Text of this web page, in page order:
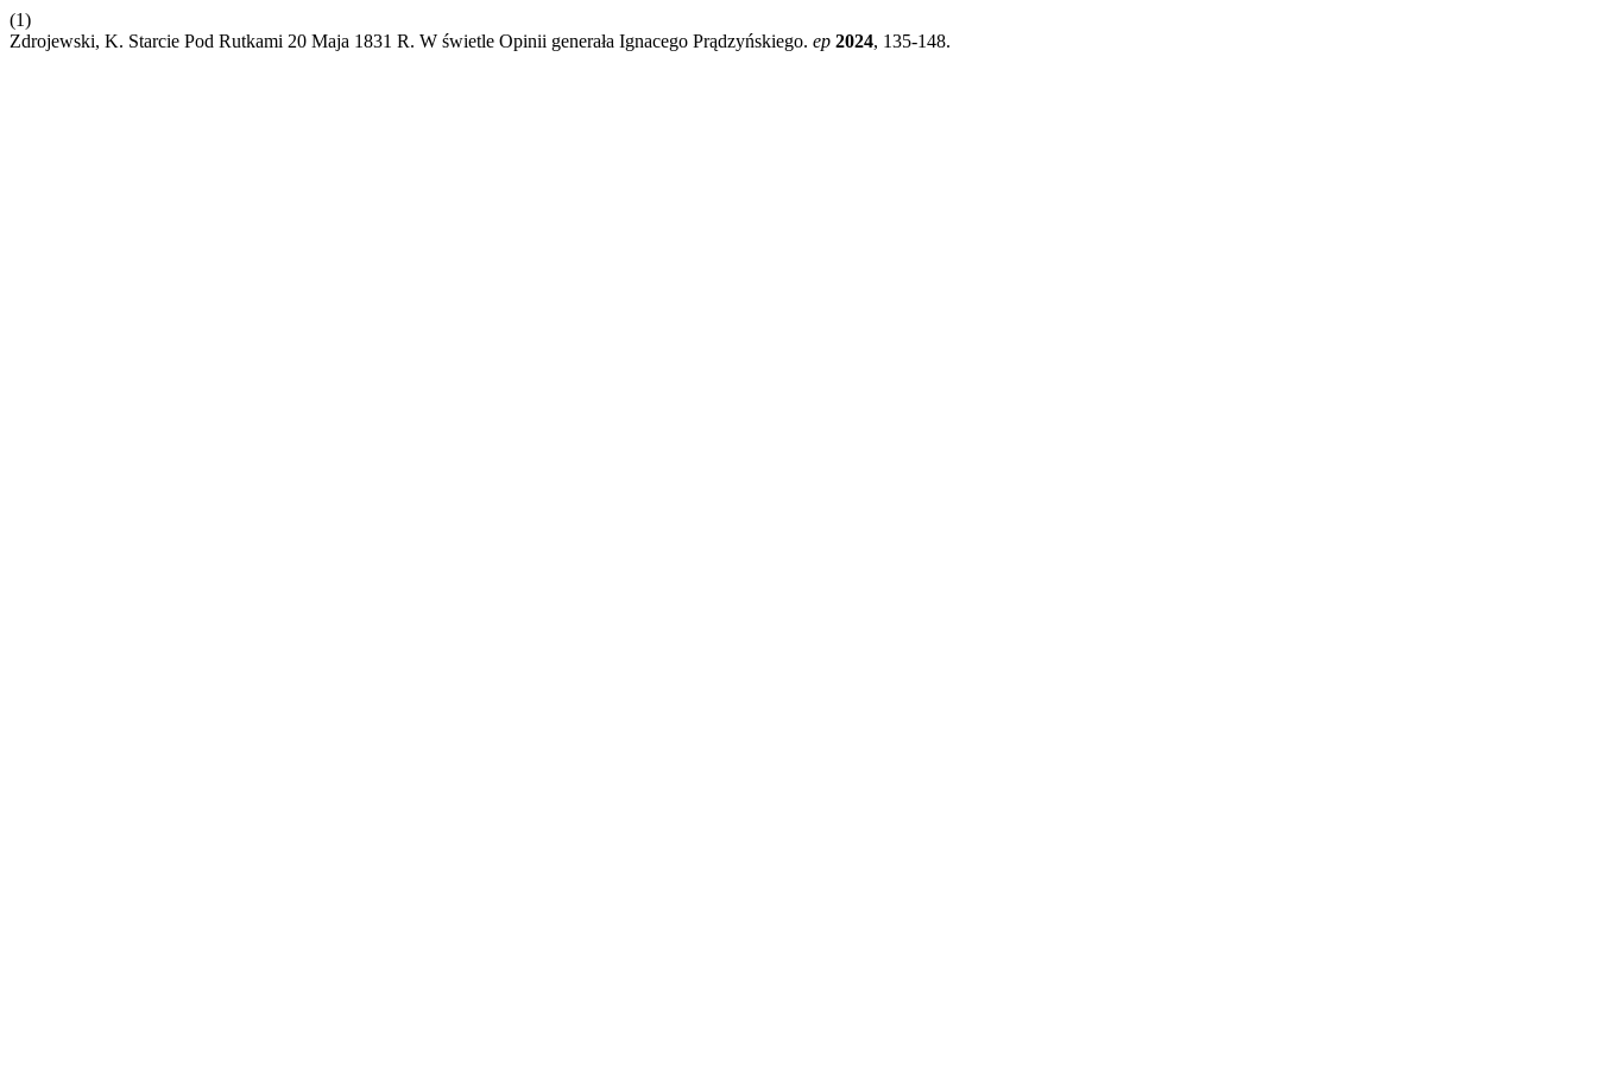
(1)
Zdrojewski, K. Starcie Pod Rutkami 20 Maja 1831 R. W świetle Opinii generała Ignacego Prądzyńskiego. ep 2024, 135-148.